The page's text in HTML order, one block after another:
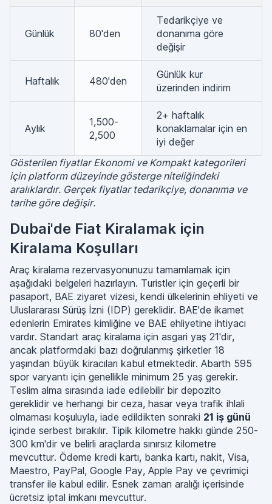
Günlük 80'den
Tedarikçiye ve
donanıma göre
değişir
Haftalık 480'den
Günlük kur
üzerinden indirim
Aylık
1,500-
2,500
2+ haftalık
konaklamalar için en
iyi değer
Gösterilen fiyatlar Ekonomi ve Kompakt kategorileri
için platform düzeyinde gösterge niteliğindeki
aralıklardır. Gerçek fiyatlar tedarikçiye, donanıma ve
tarihe göre değişir.
Dubai'de Fiat Kiralamak için
Kiralama Koşulları
Araç kiralama rezervasyonunuzu tamamlamak için
aşağıdaki belgeleri hazırlayın. Turistler için geçerli bir
pasaport, BAE ziyaret vizesi, kendi ülkelerinin ehliyeti ve
Uluslararası Sürüş İzni (IDP) gereklidir. BAE'de ikamet
edenlerin Emirates kimliğine ve BAE ehliyetine ihtiyacı
vardır. Standart araç kiralama için asgari yaş 21'dir,
ancak platformdaki bazı doğrulanmış şirketler 18
yaşından büyük kiracıları kabul etmektedir. Abarth 595
spor varyantı için genellikle minimum 25 yaş gerekir.
Teslim alma sırasında iade edilebilir bir depozito
gereklidir ve herhangi bir ceza, hasar veya trafik ihlali
olmaması koşuluyla, iade edildikten sonraki 21 iş günü
içinde serbest bırakılır. Tipik kilometre hakkı günde 250-
300 km'dir ve belirli araçlarda sınırsız kilometre
mevcuttur. Ödeme kredi kartı, banka kartı, nakit, Visa,
Maestro, PayPal, Google Pay, Apple Pay ve çevrimiçi
transfer ile kabul edilir. Esnek zaman aralığı içerisinde
ücretsiz iptal imkanı mevcuttur.